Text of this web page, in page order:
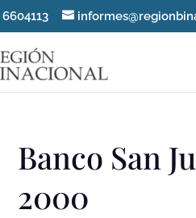
Banco San
2000